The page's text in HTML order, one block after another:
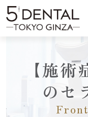
内
容
を
【施
のセ